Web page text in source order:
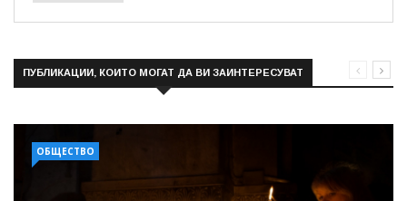
ПУБЛИКАЦИИ, КОИТО МОГАТ ДА ВИ ЗАИНТЕРЕСУВАТ
ОБЩЕСТВО